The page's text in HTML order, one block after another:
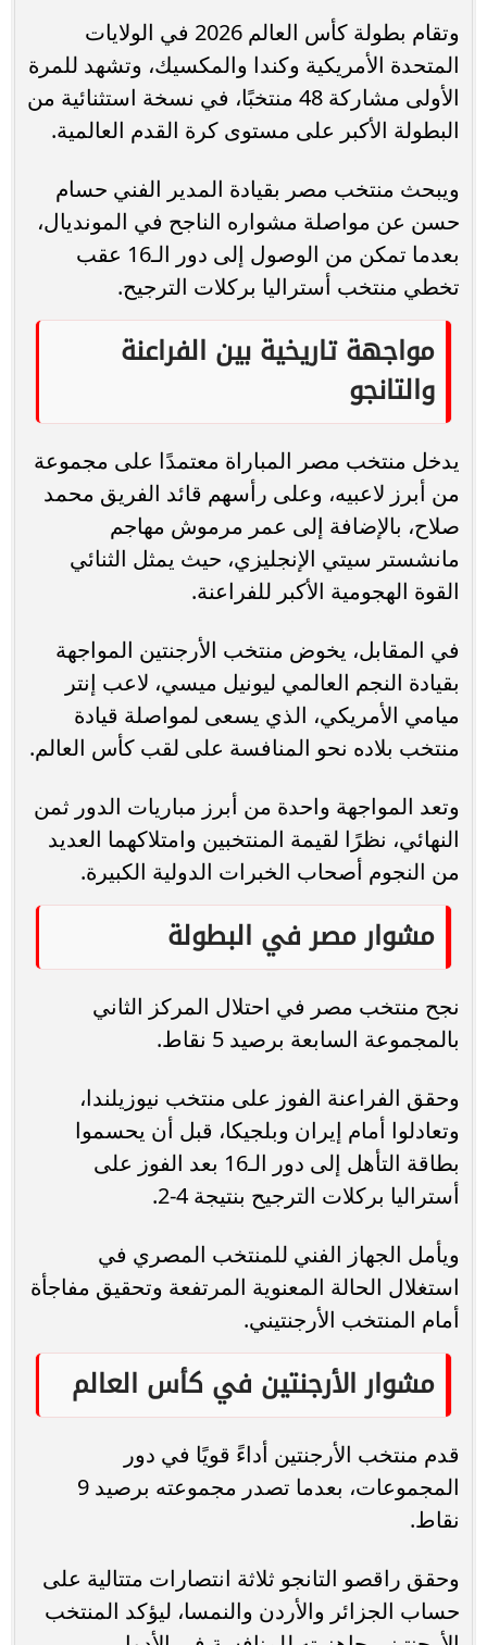
وتقام بطولة كأس العالم 2026 في الولايات
المتحدة الأمريكية وكندا والمكسيك، وتشهد للمرة
الأولى مشاركة 48 منتخبًا، في نسخة استثنائية من
البطولة الأكبر على مستوى كرة القدم العالمية.
ويبحث منتخب مصر بقيادة المدير الفني حسام
حسن عن مواصلة مشواره الناجح في المونديال،
بعدما تمكن من الوصول إلى دور الـ16 عقب
تخطي منتخب أستراليا بركلات الترجيح.
مواجهة تاريخية بين الفراعنة
والتانجو
يدخل منتخب مصر المباراة معتمدًا على مجموعة
من أبرز لاعبيه، وعلى رأسهم قائد الفريق محمد
صلاح، بالإضافة إلى عمر مرموش مهاجم
مانشستر سيتي الإنجليزي، حيث يمثل الثنائي
القوة الهجومية الأكبر للفراعنة.
في المقابل، يخوض منتخب الأرجنتين المواجهة
بقيادة النجم العالمي ليونيل ميسي، لاعب إنتر
ميامي الأمريكي، الذي يسعى لمواصلة قيادة
منتخب بلاده نحو المنافسة على لقب كأس العالم.
وتعد المواجهة واحدة من أبرز مباريات الدور ثمن
النهائي، نظرًا لقيمة المنتخبين وامتلاكهما العديد
من النجوم أصحاب الخبرات الدولية الكبيرة.
مشوار مصر في البطولة
نجح منتخب مصر في احتلال المركز الثاني
بالمجموعة السابعة برصيد 5 نقاط.
وحقق الفراعنة الفوز على منتخب نيوزيلندا،
وتعادلوا أمام إيران وبلجيكا، قبل أن يحسموا
بطاقة التأهل إلى دور الـ16 بعد الفوز على
أستراليا بركلات الترجيح بنتيجة 4-2.
ويأمل الجهاز الفني للمنتخب المصري في
استغلال الحالة المعنوية المرتفعة وتحقيق مفاجأة
أمام المنتخب الأرجنتيني.
مشوار الأرجنتين في كأس العالم
قدم منتخب الأرجنتين أداءً قويًا في دور
المجموعات، بعدما تصدر مجموعته برصيد 9
نقاط.
وحقق راقصو التانجو ثلاثة انتصارات متتالية على
حساب الجزائر والأردن والنمسا، ليؤكد المنتخب